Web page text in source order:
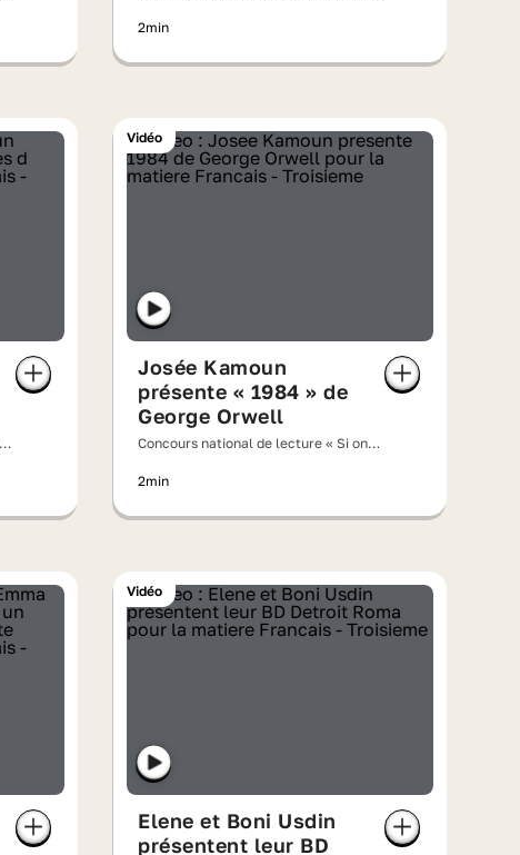
2min
Vidéo
Josée Kamoun
présente « 1984 » de
George Orwell
Concours national de lecture « Si on
2min
Vidéo
Elene et Boni Usdin
présentent leur BD